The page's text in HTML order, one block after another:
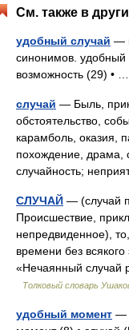
См. также в
удобный случай —
синонимов. удобный
возможность (29) •
случай — Быль,
обстоятельство,
карамболь, оказия,
похождение, драма,
случайность;
СЛУЧАЙ — (случай
Происшествие,
непредвиденное),
времени без
«Нечаянный случай
Толковый словарь
удобный момент —